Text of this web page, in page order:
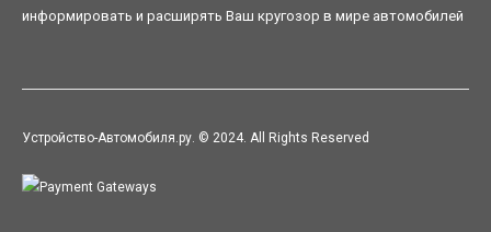
информировать и расширять Ваш кругозор в мире автомобилей
Устройство-Автомобиля.ру. © 2024. All Rights Reserved